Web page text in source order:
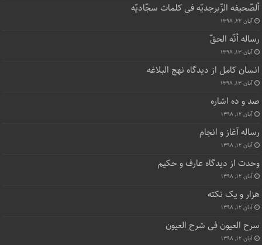
ألصّحیفه الزّبرجدیّه فی کلمات سجّادیّه
آبان ۲۲, ۱۳۹۸
رساله أنّه الحقّ
آبان ۱۳, ۱۳۹۸
انسان کامل از دیدگاه نهج البلاغه
آبان ۱۳, ۱۳۹۸
صد و ده اشاره
آبان ۱۲, ۱۳۹۸
رساله آغاز و انجام
آبان ۱۲, ۱۳۹۸
وحدت از دیدگاه عارف و حکیم
آبان ۱۲, ۱۳۹۸
هزار و یک نکته
آبان ۱۲, ۱۳۹۸
سرح العیون فی شرح العیون
آبان ۱۲, ۱۳۹۸